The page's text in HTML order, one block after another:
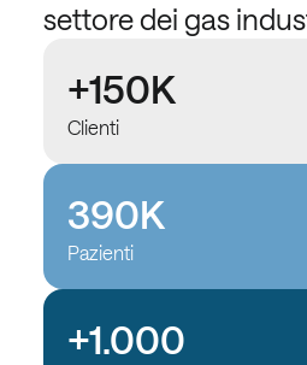
settore dei gas
+150K
Clienti
390K
Pazienti
+1.000